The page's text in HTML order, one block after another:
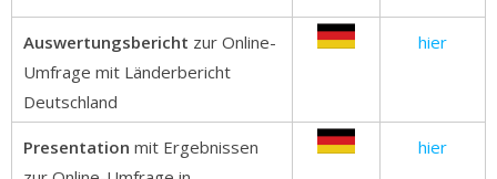
Auswertungsbericht zur Online-
Umfrage mit Länderbericht
Deutschland
hier
Presentation mit Ergebnissen
hier